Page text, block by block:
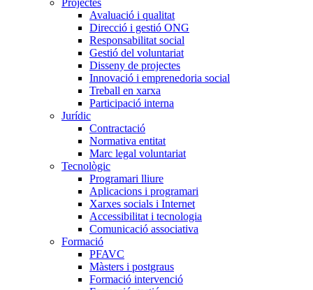
Projectes
Avaluació i qualitat
Direcció i gestió ONG
Responsabilitat social
Gestió del voluntariat
Disseny de projectes
Innovació i emprenedoria social
Treball en xarxa
Participació interna
Jurídic
Contractació
Normativa entitat
Marc legal voluntariat
Tecnològic
Programari lliure
Aplicacions i programari
Xarxes socials i Internet
Accessibilitat i tecnologia
Comunicació associativa
Formació
PFAVC
Màsters i postgraus
Formació intervenció